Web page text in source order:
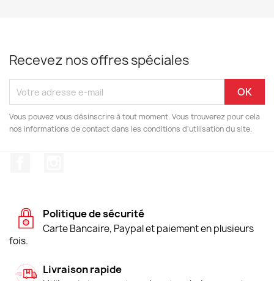
Recevez nos offres spéciales
Vous pouvez vous désinscrire à tout moment. Vous trouverez pour cela
nos informations de contact dans les conditions d'utilisation du site.
Politique de sécurité
Carte Bancaire, Paypal et paiement en plusieurs
fois.
Livraison rapide